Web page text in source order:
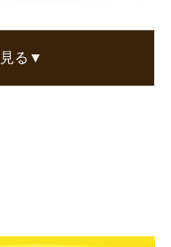
リで、定期購入しまし
る▼